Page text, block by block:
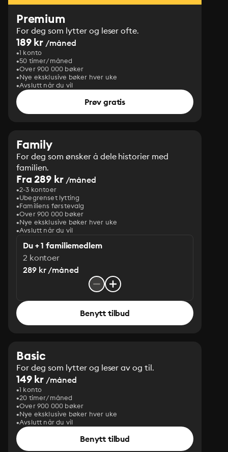
Premium
For deg som lytter og leser ofte.
189 kr /måned
1 konto
50 timer/måned
Over 900 000 bøker
Nye eksklusive bøker hver uke
Avslutt når du vil
Prøv gratis
Family
For deg som ønsker å dele historier med
familien.
Fra 289 kr/måned
2-3 kontoer
Ubegrenset lytting
Familiens førstevalg
Over 900 000 bøker
Nye eksklusive bøker hver uke
Avslutt når du vil
Du + 1 familiemedlem
2 kontoer
289 kr /måned
Benytt tilbud
Basic
For deg som lytter og leser av og til.
149 kr /måned
1 konto
20 timer/måned
Over 900 000 bøker
Nye eksklusive bøker hver uke
Avslutt når du vil
Benytt tilbud